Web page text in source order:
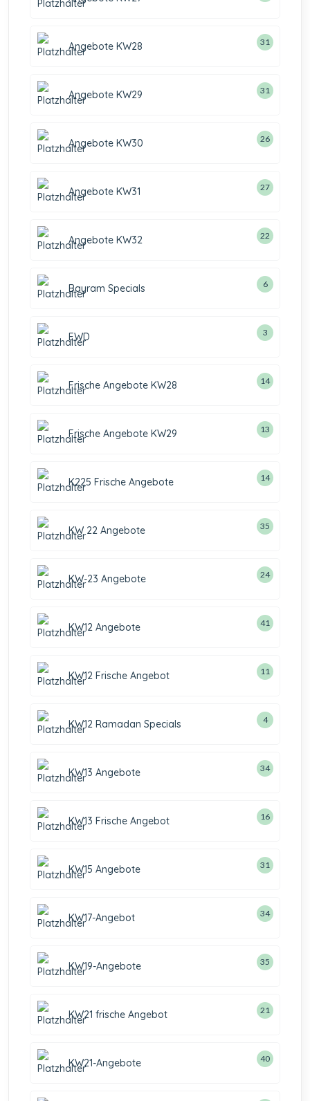
Angebote KW28 31
Angebote KW29 31
Angebote KW30 26
Angebote KW31 27
Angebote KW32 22
Bayram Specials 6
EWD 3
Frische Angebote KW28 14
Frische Angebote KW29 13
K225 Frische Angebote 14
KW 22 Angebote 35
KW-23 Angebote 24
KW12 Angebote 41
KW12 Frische Angebot 11
KW12 Ramadan Specials 4
KW13 Angebote 34
KW13 Frische Angebot 16
KW15 Angebote 31
KW17-Angebot 34
KW19-Angebote 35
KW21 frische Angebot 21
KW21-Angebote 40